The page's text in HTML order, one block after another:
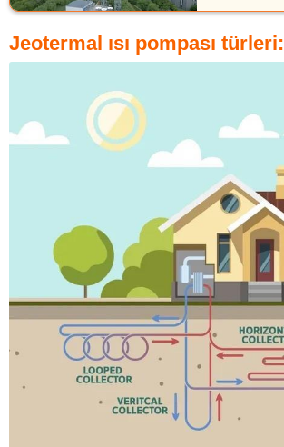
Jeotermal ısı pompası türleri: